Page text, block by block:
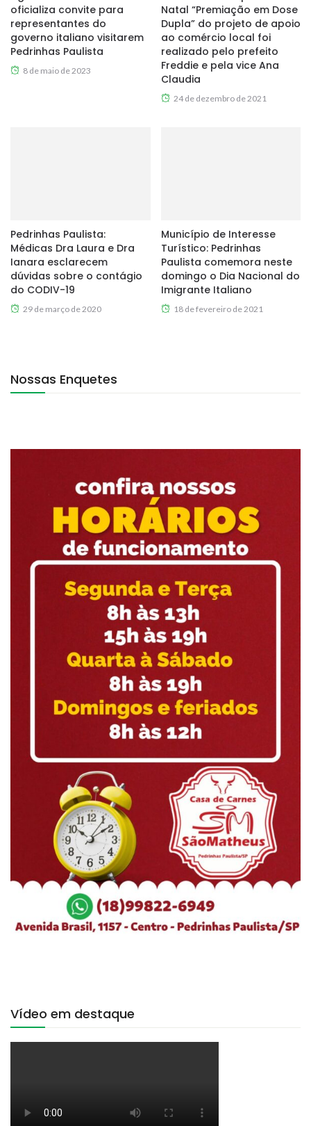
oficializa convite para
representantes do
governo italiano visitarem
Pedrinhas Paulista
8 de maio de 2023
Natal “Premiação em Dose
Dupla” do projeto de apoio
ao comércio local foi
realizado pelo prefeito
Freddie e pela vice Ana
Claudia
24 de dezembro de 2021
Pedrinhas Paulista:
Médicas Dra Laura e Dra
Ianara esclarecem
dúvidas sobre o contágio
do CODIV-19
29 de março de 2020
Município de Interesse
Turístico: Pedrinhas
Paulista comemora neste
domingo o Dia Nacional do
Imigrante Italiano
18 de fevereiro de 2021
Nossas Enquetes
Vídeo em destaque